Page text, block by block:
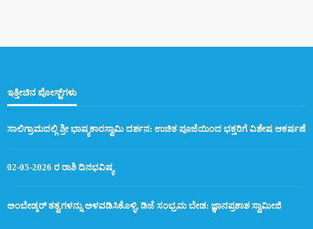
ಇತ್ತೀಚಿನ ಪೋಸ್ಟ್‌ಗಳು
ಸಾಲಿಗ್ರಾಮದಲ್ಲಿ ಶ್ರೀ ಭಾಷ್ಯಕಾರಸ್ವಾಮಿ ದರ್ಶನ: ಉಚಿತ ಪೂಜೆಯಿಂದ ಭಕ್ತರಿಗೆ ವಿಶೇಷ ಆಕರ್ಷಣೆ
02-05-2026 ರ ರಾಶಿ ದಿನಭವಿಷ್ಯ
ಅಂಬೇಡ್ಕರ್ ತತ್ವಗಳನ್ನು ಅಳವಡಿಸಿಕೊಳ್ಳಿ, ಡಿಜೆ ಸಂಭ್ರಮ ಬೇಡ: ಜ್ಞಾನಪ್ರಕಾಶ ಸ್ವಾಮೀಜಿ